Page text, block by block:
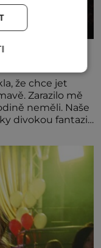
že chce jet
Zarazilo mě
neměli. Naše
divokou fantazii.
krásných
dracích.